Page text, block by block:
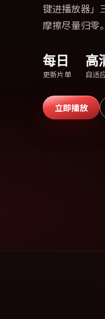
键进播放器」
摩擦尽量归零。
每日
更新片单
高
自适
立即播放